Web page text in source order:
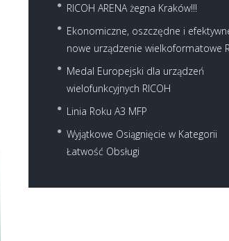
RICOH ARENA żegna Kraków!!!
Ekonomiczne, oszczędne i
nowe urządzenie wielkoformatowe
Medal Europejski dla urządzeń
wielofunkcyjnych RICOH
Linia Roku A3 MFP
Wyjątkowe Osiągnięcie w Kategorii
Łatwość Obsługi